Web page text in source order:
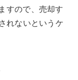
すので、売却す
れないというケ